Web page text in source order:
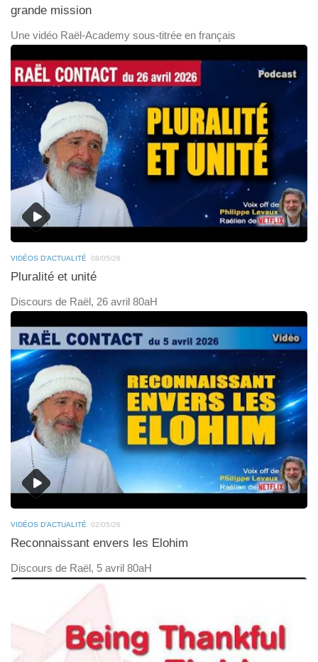
grande mission
Une vidéo Raël-Academy sous-titrée en français
VIDÉOS D'ACTUALITÉ 08/05/26
Pluralité et unité
Discours de Raël, 26 avril 80aH
VIDÉOS D'ACTUALITÉ 02/05/26
Reconnaissant envers les Elohim
Discours de Raël, 5 avril 80aH